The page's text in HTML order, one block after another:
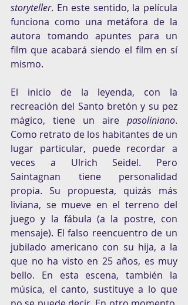
storyteller. En este sentido, la película
funciona como una metáfora de la
autora tomando apuntes para un
film que acabará siendo el film en sí
mismo.
El inicio de la leyenda, con la
recreación del Santo bretón y su pez
mágico, tiene un aire pasoliniano.
Como retrato de los habitantes de un
lugar particular, puede recordar a
veces a Ulrich Seidel. Pero
Saintagnan tiene personalidad
propia. Su propuesta, quizás más
liviana, se mueve en el terreno del
juego y la fábula (a la postre, con
mensaje). El falso reencuentro de un
jubilado americano con su hija, a la
que no ha visto en 25 años, es muy
bello. En esta escena, también la
música, el canto, sustituye a lo que